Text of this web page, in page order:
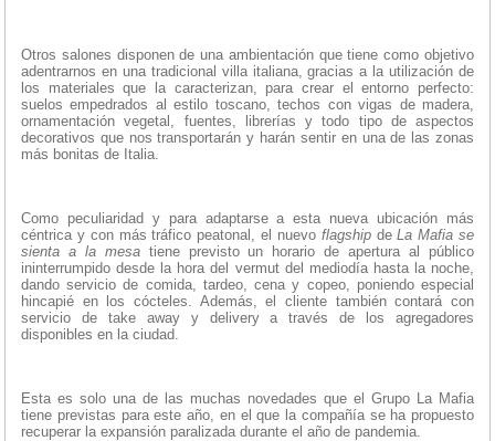
Otros salones disponen de una ambientación que tiene como objetivo
adentrarnos en una tradicional villa italiana, gracias a la utilización de
los materiales que la caracterizan, para crear el entorno perfecto:
suelos empedrados al estilo toscano, techos con vigas de madera,
ornamentación vegetal, fuentes, librerías y todo tipo de aspectos
decorativos que nos transportarán y harán sentir en una de las zonas
más bonitas de Italia.
Como peculiaridad y para adaptarse a esta nueva ubicación más
céntrica y con más tráfico peatonal, el nuevo flagshipdeLa Mafia se
sienta a la mesatiene previsto un horario de apertura al público
ininterrumpido desde la hora del vermut del mediodía hasta la noche,
dando servicio de comida, tardeo, cena y copeo, poniendo especial
hincapié en los cócteles. Además, el cliente también contará con
servicio de take away y delivery a través de los agregadores
disponibles en la ciudad.
Esta es solo una de las muchas novedades que el Grupo La Mafia
tiene previstas para este año, en el que la compañía se ha propuesto
recuperar la expansión paralizada durante el año de pandemia.